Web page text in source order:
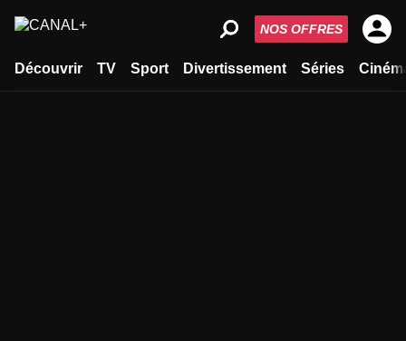
Découvrir TV Sport Divertissement Séries
NOS OFFRES